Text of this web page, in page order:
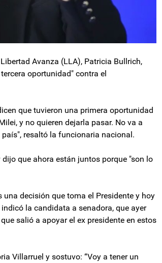
Avanza (LLA), Patricia Bullrich,
oportunidad" contra el
que tuvieron una primera oportunidad
y no quieren dejarla pasar. No va a
resaltó la funcionaria nacional.
que ahora están juntos porque "son lo
decisión que toma el Presidente y hoy
la candidata a senadora, que ayer
salió a apoyar el ex presidente en estos
Villarruel y sostuvo: “Voy a tener un